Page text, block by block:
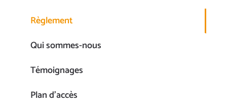
Règlement
Qui sommes-nous
Témoignages
Plan d’accès